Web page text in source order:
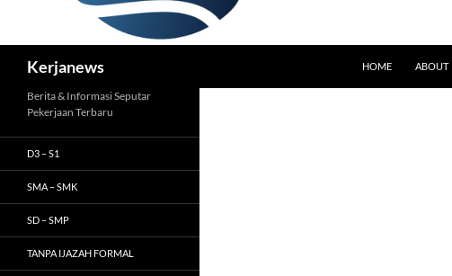
Kerjanews HOME ABOUT
Berita & Informasi Seputar
Pekerjaan Terbaru
D3 – S1
SMA – SMK
SD – SMP
TANPA IJAZAH FORMAL